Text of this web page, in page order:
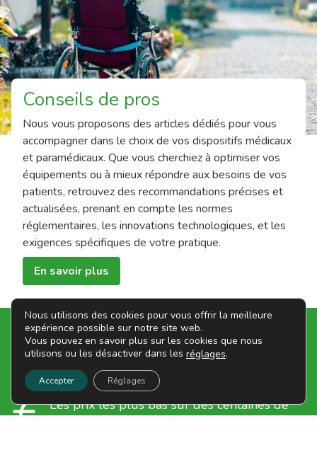
Conseils de pros
Nous vous proposons des articles dédiés pour vous
accompagner dans le choix de vos dispositifs médicaux
et paramédicaux. Que vous cherchiez à optimiser vos
équipements ou à mieux répondre aux besoins de vos
patients, retrouvez des recommandations précises et
actualisées, prenant en compte les normes
réglementaires, les innovations technologiques, et les
exigences spécifiques de votre pratique.
En savoir plus
Nos Engagements
Depuis 1986, Mape s'engage auprès de ses clients afin de
vous garantir une qualité de service irréprochable.
Les prix les plus bas sur des centaines de
Nous utilisons des cookies pour vous offrir la meilleure
expérience possible sur notre site web.
Vous pouvez en savoir plus sur les cookies que nous
utilisons ou les désactiver dans les réglages.
Accepter Réglages